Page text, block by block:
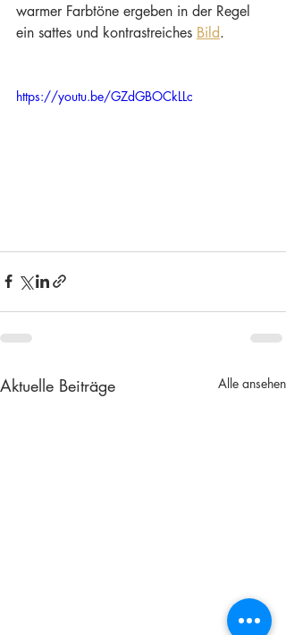
warmer Farbtöne ergeben in der Regel
ein sattes und kontrastreiches Bild.
https://youtu.be/GZdGBOCkLLc
Aktuelle Beiträge Alle ansehen